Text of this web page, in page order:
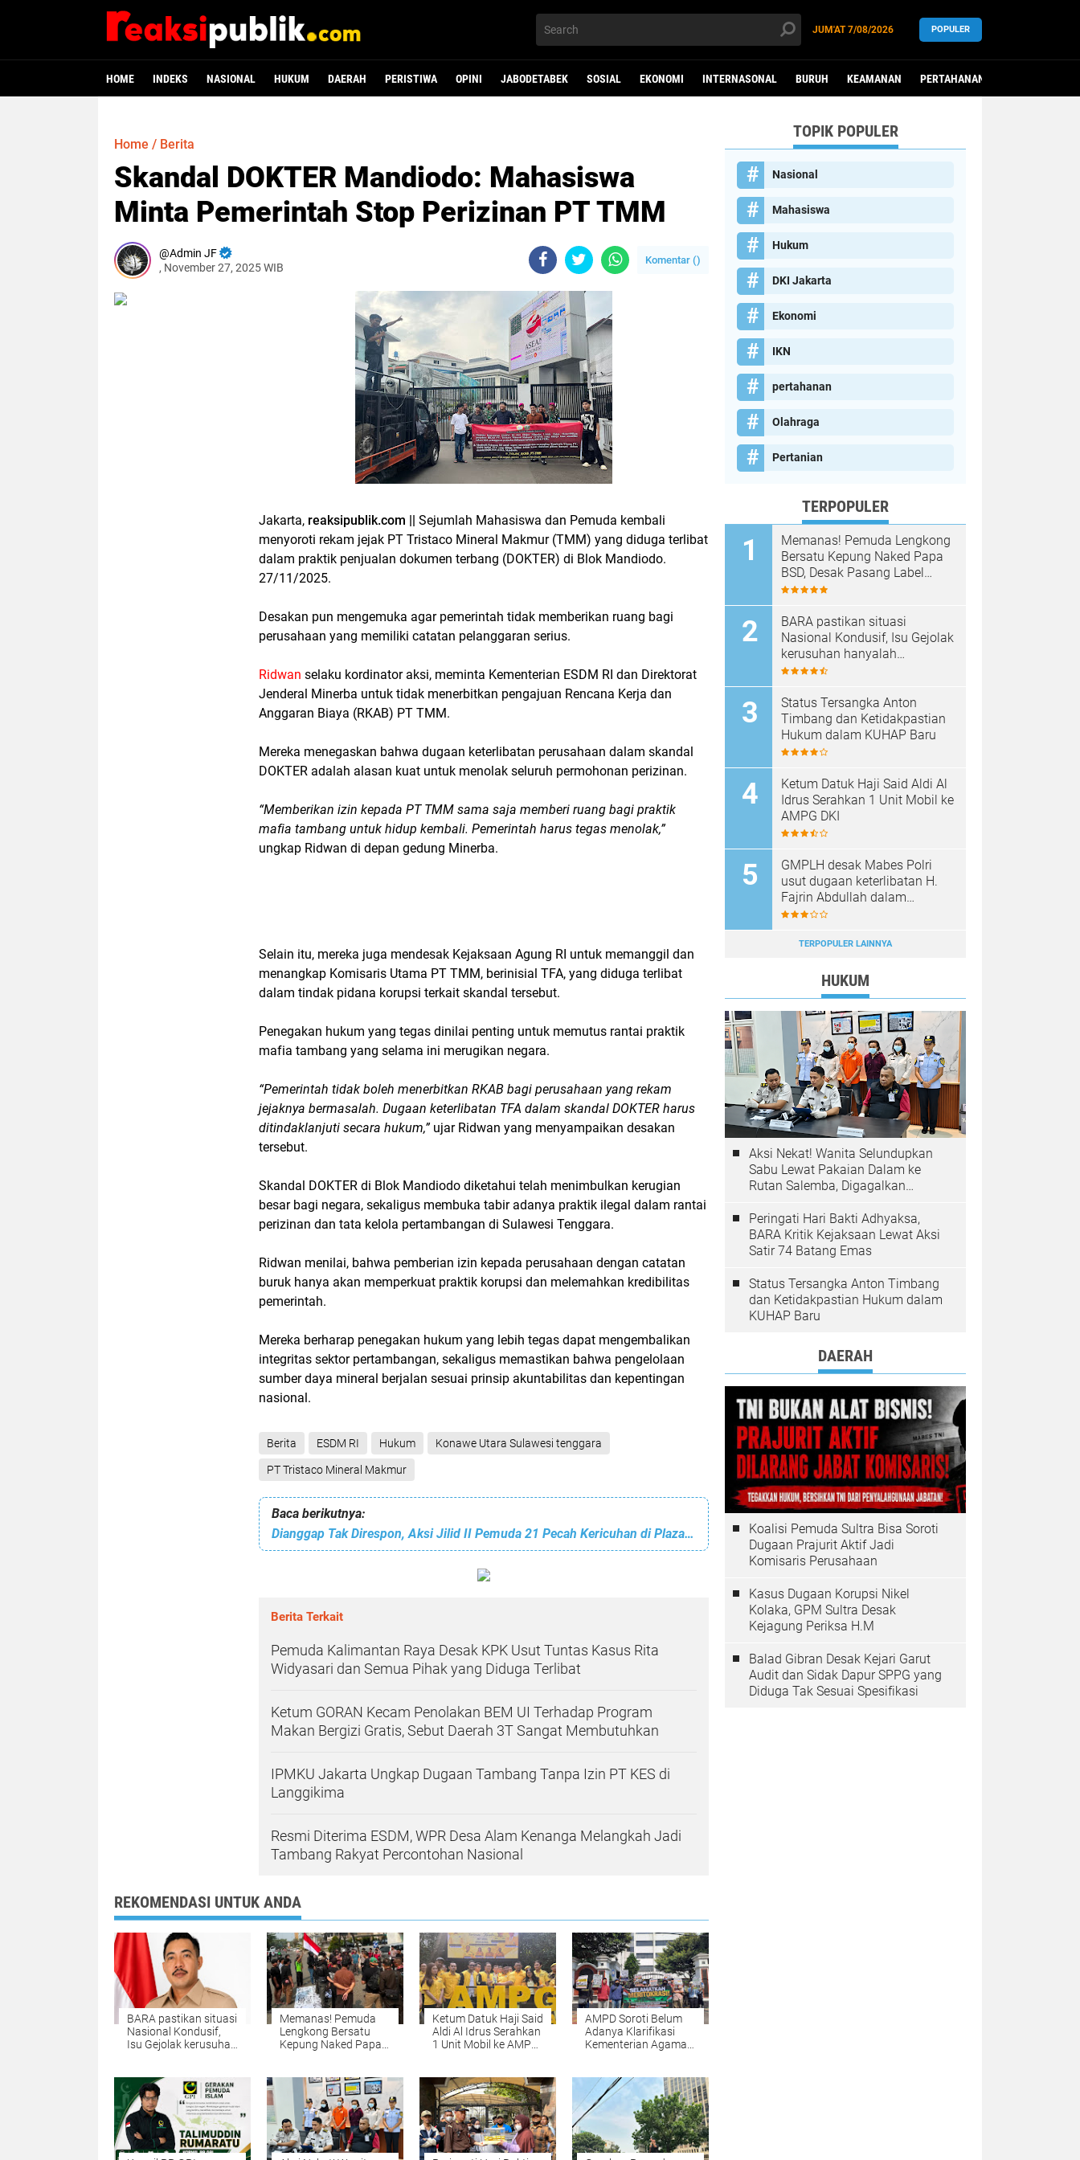
JUM'AT7/08/2026 POPULER
HOME INDEKS NASIONAL HUKUM DAERAH PERISTIWA OPINI JABODETABEK SOSIAL EKONOMI INTERNASONAL BURUH KEAMANAN PERTAHANAN
Home / Berita
Skandal DOKTER Mandiodo: Mahasiswa
Minta Pemerintah Stop Perizinan PT TMM
Admin JF
, November 27, 2025 WIB
Komentar ()
Jakarta, reaksipublik.com || Sejumlah Mahasiswa dan Pemuda kembali
menyoroti rekam jejak PT Tristaco Mineral Makmur (TMM) yang diduga terlibat
dalam praktik penjualan dokumen terbang (DOKTER) di Blok Mandiodo.
27/11/2025.
Desakan pun mengemuka agar pemerintah tidak memberikan ruang bagi
perusahaan yang memiliki catatan pelanggaran serius.
Ridwan selaku kordinator aksi, meminta Kementerian ESDM RI dan Direktorat
Jenderal Minerba untuk tidak menerbitkan pengajuan Rencana Kerja dan
Anggaran Biaya (RKAB) PT TMM.
Mereka menegaskan bahwa dugaan keterlibatan perusahaan dalam skandal
DOKTER adalah alasan kuat untuk menolak seluruh permohonan perizinan.
“Memberikan izin kepada PT TMM sama saja memberi ruang bagi praktik
mafia tambang untuk hidup kembali. Pemerintah harus tegas menolak,”
ungkap Ridwan di depan gedung Minerba.
Selain itu, mereka juga mendesak Kejaksaan Agung RI untuk memanggil dan
menangkap Komisaris Utama PT TMM, berinisial TFA, yang diduga terlibat
dalam tindak pidana korupsi terkait skandal tersebut.
Penegakan hukum yang tegas dinilai penting untuk memutus rantai praktik
mafia tambang yang selama ini merugikan negara.
“Pemerintah tidak boleh menerbitkan RKAB bagi perusahaan yang rekam
jejaknya bermasalah. Dugaan keterlibatan TFA dalam skandal DOKTER harus
ditindaklanjuti secara hukum,”ujar Ridwan yang menyampaikan desakan
tersebut.
Skandal DOKTER di Blok Mandiodo diketahui telah menimbulkan kerugian
besar bagi negara, sekaligus membuka tabir adanya praktik ilegal dalam rantai
perizinan dan tata kelola pertambangan di Sulawesi Tenggara.
Ridwan menilai, bahwa pemberian izin kepada perusahaan dengan catatan
buruk hanya akan memperkuat praktik korupsi dan melemahkan kredibilitas
pemerintah.
Mereka berharap penegakan hukum yang lebih tegas dapat mengembalikan
integritas sektor pertambangan, sekaligus memastikan bahwa pengelolaan
sumber daya mineral berjalan sesuai prinsip akuntabilitas dan kepentingan
nasional.
Berita ESDM RI Hukum Konawe Utara Sulawesi tenggara
PT Tristaco Mineral Makmur
Baca berikutnya:
Dianggap Tak Direspon, Aksi Jilid II Pemuda 21 Pecah Kericuhan di Plaza Asia Jakarta
Berita Terkait
Pemuda Kalimantan Raya Desak KPK Usut Tuntas Kasus Rita
Widyasari dan Semua Pihak yang Diduga Terlibat
Ketum GORAN Kecam Penolakan BEM UI Terhadap Program
Makan Bergizi Gratis, Sebut Daerah 3T Sangat Membutuhkan
IPMKU Jakarta Ungkap Dugaan Tambang Tanpa Izin PT KES di
Langgikima
Resmi Diterima ESDM, WPR Desa Alam Kenanga Melangkah Jadi
Tambang Rakyat Percontohan Nasional
REKOMENDASI UNTUK ANDA
BARA pastikan situasi
Nasional Kondusif,
Isu Gejolak kerusuhan
oknum Yang tidak
cinta NKRI!!!
Memanas! Pemuda
Lengkong Bersatu
Kepung Naked Papa
Prioritaskan Warga
Lokal
Ketum Datuk Haji Said
Aldi Al Idrus Serahkan
1 Unit Mobil ke AMPG
AMPD Soroti Belum
Adanya Klarifikasi
Kementerian Agama
Penegakan Sistem
Merit dalam Pengisian
Jabatan
TOPIK POPULER
Nasional
Mahasiswa
Hukum
DKI Jakarta
Ekonomi
IKN
pertahanan
Olahraga
Pertanian
TERPOPULER
Memanas! Pemuda Lengkong
Bersatu Kepung Naked Papa
BSD, Desak Pasang Label
Non-Halal dan Prioritaskan
BARA pastikan situasi
Nasional Kondusif, Isu Gejolak
kerusuhan hanyalah
Propaganda para oknum
Status Tersangka Anton
Timbang dan Ketidakpastian
Hukum dalam KUHAP Baru
Ketum Datuk Haji Said Aldi Al
Idrus Serahkan 1 Unit Mobil ke
AMPG DKI
GMPLH desak Mabes Polri
usut dugaan keterlibatan H.
Fajrin Abdullah dalam
penjualan ore nilkel ilegal
TERPOPULER LAINNYA
HUKUM
Aksi Nekat! Wanita Selundupkan
Sabu Lewat Pakaian Dalam ke
Rutan Salemba, Digagalkan
Peringati Hari Bakti Adhyaksa,
BARA Kritik Kejaksaan Lewat Aksi
Satir 74 Batang Emas
Status Tersangka Anton Timbang
dan Ketidakpastian Hukum dalam
KUHAP Baru
DAERAH
Koalisi Pemuda Sultra Bisa Soroti
Dugaan Prajurit Aktif Jadi
Komisaris Perusahaan
Kasus Dugaan Korupsi Nikel
Kolaka, GPM Sultra Desak
Kejagung Periksa H.M
Balad Gibran Desak Kejari Garut
Audit dan Sidak Dapur SPPG yang
Diduga Tak Sesuai Spesifikasi